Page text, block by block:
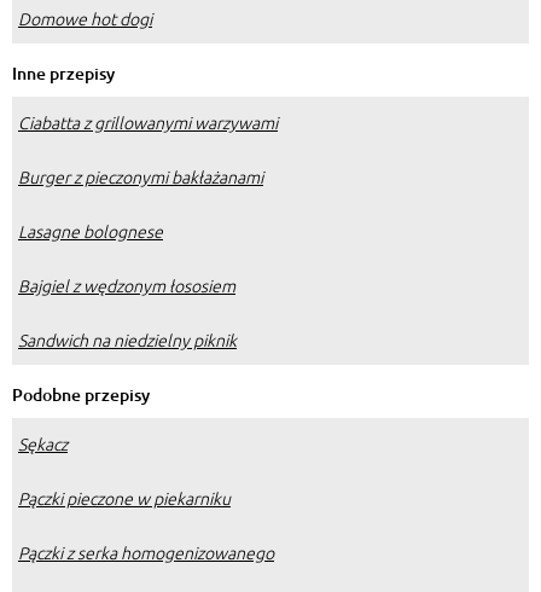
Domowe hot dogi
Inne przepisy
Ciabatta z grillowanymi warzywami
Burger z pieczonymi bakłażanami
Lasagne bolognese
Bajgiel z wędzonym łososiem
Sandwich na niedzielny piknik
Podobne przepisy
Sękacz
Pączki pieczone w piekarniku
Pączki z serka homogenizowanego